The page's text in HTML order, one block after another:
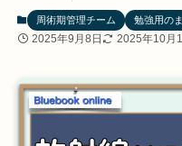
周術期管理チーム 勉強用の
2025年9月8日 2025年10月